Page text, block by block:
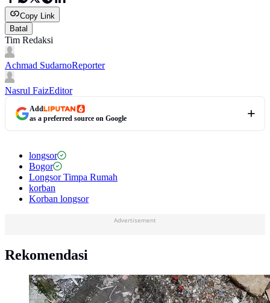
Copy Link
Batal
Tim Redaksi
Achmad SudarnoReporter
Nasrul FaizEditor
Add
as a preferred source on Google
longsor
Bogor
Longsor Timpa Rumah
korban
Korban longsor
Advertisement
Rekomendasi